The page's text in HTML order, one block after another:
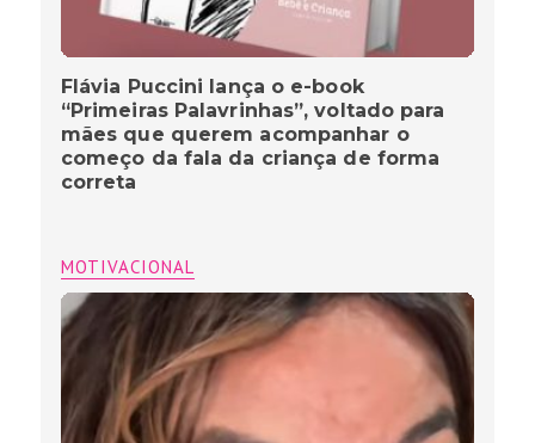
Flávia Puccini lança o e-book
“Primeiras Palavrinhas”, voltado para
mães que querem acompanhar o
começo da fala da criança de forma
correta
MOTIVACIONAL